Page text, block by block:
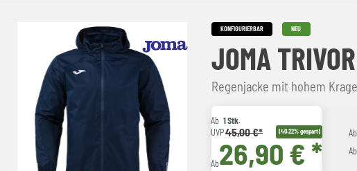
KONFIGURIERBAR NEU
JOMA
Regenjacke mit hohem
Ab 1 Stk.
UVP45,00 €* (40.22% gespart)
Ab26,90 € *
Ab
Ab